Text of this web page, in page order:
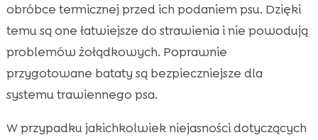
obróbce termicznej przed ich podaniem psu. Dzięki
temu są one łatwiejsze do strawienia i nie powodują
problemów żołądkowych. Poprawnie
przygotowane bataty są bezpieczniejsze dla
systemu trawiennego psa.
W przypadku jakichkolwiek niejasności dotyczących